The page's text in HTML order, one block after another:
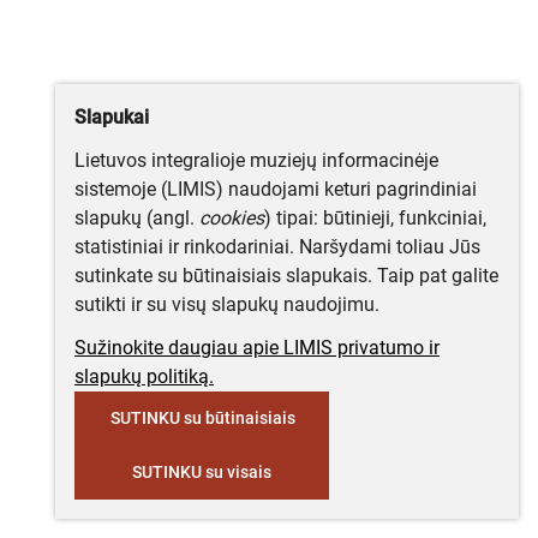
Slapukai
Lietuvos integralioje muziejų informacinėje
sistemoje (LIMIS) naudojami keturi pagrindiniai
slapukų (angl. cookies) tipai: būtinieji, funkciniai,
statistiniai ir rinkodariniai. Naršydami toliau Jūs
sutinkate su būtinaisiais slapukais. Taip pat galite
sutikti ir su visų slapukų naudojimu.
Sužinokite daugiau apie LIMIS privatumo ir
slapukų politiką.
SUTINKU su būtinaisiais
SUTINKU su visais